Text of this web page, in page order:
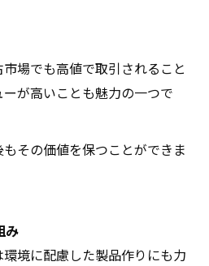
場でも高値で取引されること
が高いことも魅力の一つで
その価値を保つことができま
み
境に配慮した製品作りにも力